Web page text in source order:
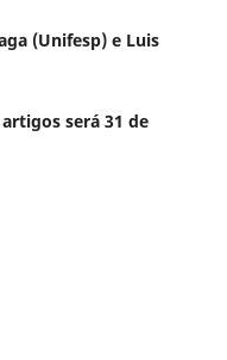
(Unifesp) e Luis
será 31 de